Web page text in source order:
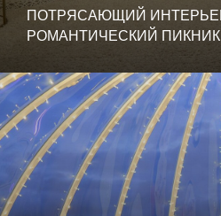
ПОТРЯСАЮЩИЙ
РОМАНТИЧЕСКИЙ